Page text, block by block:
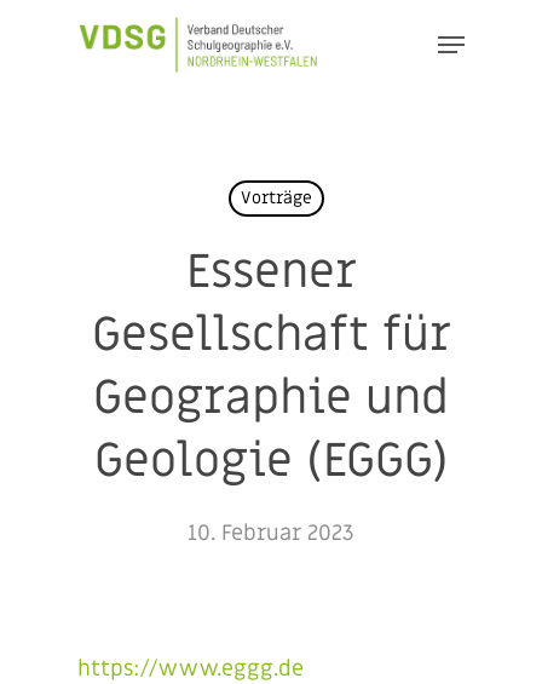
Menu
Vorträge
Essener
Gesellschaft für
Geographie und
Geologie (EGGG)
10. Februar 2023
https://www.eggg.de